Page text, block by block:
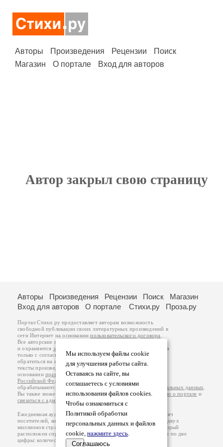
Авторы Произведения Рецензии
Поиск
Магазин
О портале Вход для авторов
Автор закрыл свою страницу
Мы используем файлы cookie
для улучшения работы сайта.
Оставаясь на сайте, вы
соглашаетесь с условиями
использования файлов cookies.
Чтобы ознакомиться с
Политикой обработки
персональных данных и файлов
cookie, нажмите здесь.
Соглашаюсь
Авторы Произведения Рецензии Поиск
Магазин
Вход для авторов
О портале Стихи.ру Проза.ру
Портал Стихи.ру предоставляет авторам возможность
свободной публикации своих литературных произведений в
сети Интернет на основаниипользовательского договора
Все авторские права на произведения принадлежат авторам
и охраняются законом
. Перепечатка произведений возможна
только с согласия его автора, к которому вы можете
обратиться на его авторской странице. Ответственность за
тексты произведений авторы несут самостоятельно на
основанииправил публикацииизаконодательства
Российской Федерации
обрабатываются на основанииПолитики обработки персональных данных
Вы также можете посмотреть более подробнуюинформацию о портале и
связаться с администрацией
Ежедневная аудитория портала Стихи.ру – порядка 200 тысяч
посетителей, которые в общей сумме просматривают более двух
миллионов страниц по данным счетчика посещаемости, который
расположен справа от этого текста. В каждой графе указано по две
цифры: количество просмотров и количество посетителей.